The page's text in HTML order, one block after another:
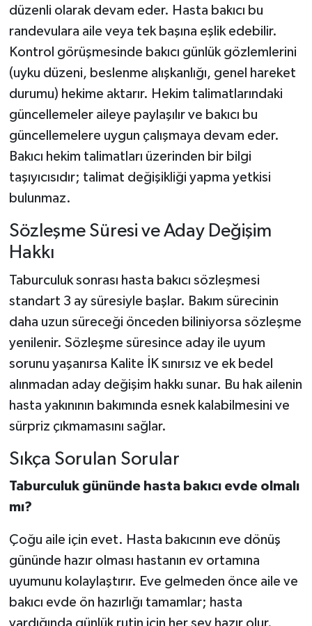
düzenli olarak devam eder. Hasta bakıcı bu
randevulara aile veya tek başına eşlik edebilir.
Kontrol görüşmesinde bakıcı günlük gözlemlerini
(uyku düzeni, beslenme alışkanlığı, genel hareket
durumu) hekime aktarır. Hekim talimatlarındaki
güncellemeler aileye paylaşılır ve bakıcı bu
güncellemelere uygun çalışmaya devam eder.
Bakıcı hekim talimatları üzerinden bir bilgi
taşıyıcısıdır; talimat değişikliği yapma yetkisi
bulunmaz.
Sözleşme Süresi ve Aday Değişim
Hakkı
Taburculuk sonrası hasta bakıcı sözleşmesi
standart 3 ay süresiyle başlar. Bakım sürecinin
daha uzun süreceği önceden biliniyorsa sözleşme
yenilenir. Sözleşme süresince aday ile uyum
sorunu yaşanırsa Kalite İK sınırsız ve ek bedel
alınmadan aday değişim hakkı sunar. Bu hak ailenin
hasta yakınının bakımında esnek kalabilmesini ve
sürpriz çıkmamasını sağlar.
Sıkça Sorulan Sorular
Taburculuk gününde hasta bakıcı evde olmalı
mı?
Çoğu aile için evet. Hasta bakıcının eve dönüş
gününde hazır olması hastanın ev ortamına
uyumunu kolaylaştırır. Eve gelmeden önce aile ve
bakıcı evde ön hazırlığı tamamlar; hasta